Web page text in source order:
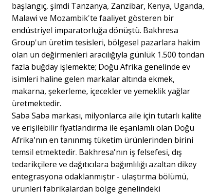
başlangıç, şimdi Tanzanya, Zanzibar, Kenya, Uganda,
Malawi ve Mozambik'te faaliyet gösteren bir
endüstriyel imparatorluğa dönüştü. Bakhresa
Group'un üretim tesisleri, bölgesel pazarlara hakim
olan un değirmenleri aracılığıyla günlük 1.500 tondan
fazla buğday işlemekte; Doğu Afrika genelinde ev
isimleri haline gelen markalar altında ekmek,
makarna, şekerleme, içecekler ve yemeklik yağlar
üretmektedir.
Saba Saba markası, milyonlarca aile için tutarlı kalite
ve erişilebilir fiyatlandırma ile eşanlamlı olan Doğu
Afrika'nın en tanınmış tüketim ürünlerinden birini
temsil etmektedir. Bakhresa'nın iş felsefesi, dış
tedarikçilere ve dağıtıcılara bağımlılığı azaltan dikey
entegrasyona odaklanmıştır - ulaştırma bölümü,
ürünleri fabrikalardan bölge genelindeki